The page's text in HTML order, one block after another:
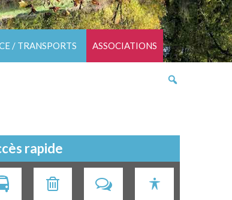
/ TRANSPORTS ASSOCIATIONS
rapide